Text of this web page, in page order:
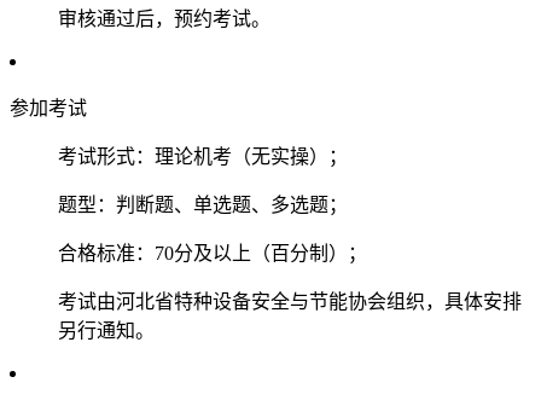
审核通过后，预约考试‌‌。
‌参加考试‌
‌考试形式‌：理论机考（‌无实操‌）；
‌题型‌：判断题、单选题、多选题；
‌合格标准‌：70分及以上（百分制）；
考试由‌河北省特种设备安全与节能协会‌组织，具体安排
另行通知‌‌。